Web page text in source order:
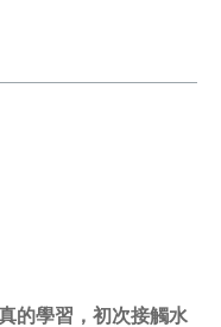
的學習，初次接觸水